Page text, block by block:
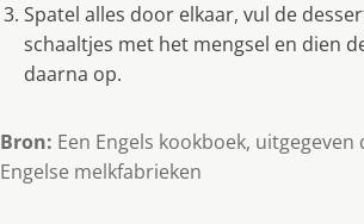
Spatel alles door elkaar, vul de
schaaltjes met het mengsel en dien
daarna op.
Bron: Een Engels kookboek,
Engelse melkfabrieken